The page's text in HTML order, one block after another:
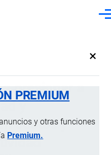
×
PREMIUM
y otras funciones
Premium.
presionar a
y
costos y